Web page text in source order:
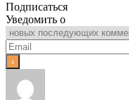
Подписаться
Уведомить о